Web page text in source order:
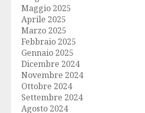
Maggio 2025
Aprile 2025
Marzo 2025
Febbraio 2025
Gennaio 2025
Dicembre 2024
Novembre 2024
Ottobre 2024
Settembre 2024
Agosto 2024